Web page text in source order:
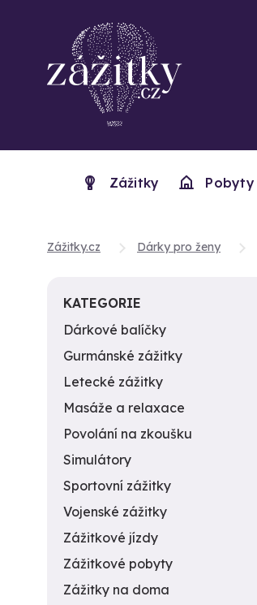
Zážitky Pobyty
Zážitky.cz Dárky pro ženy
KATEGORIE
Dárkové balíčky
Gurmánské zážitky
Letecké zážitky
Masáže a relaxace
Povolání na zkoušku
Simulátory
Sportovní zážitky
Vojenské zážitky
Zážitkové jízdy
Zážitkové pobyty
Zážitky na doma